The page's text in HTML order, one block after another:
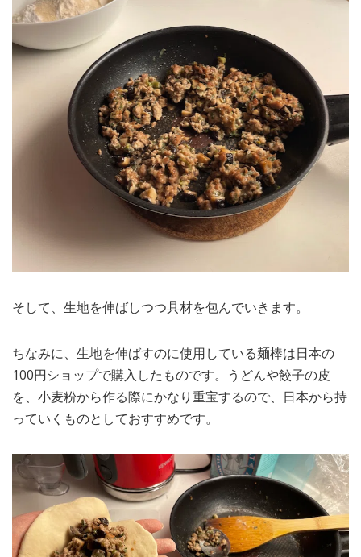
そして、生地を伸ばしつつ具材を包んでいきます。
ちなみに、生地を伸ばすのに使用している麺棒は日本の
100円ショップで購入したものです。うどんや餃子の皮
を、小麦粉から作る際にかなり重宝するので、日本から持
っていくものとしておすすめです。